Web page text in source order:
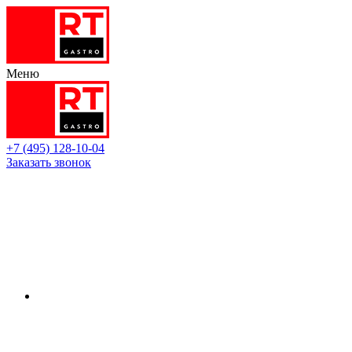
Меню
+7 (495) 128-10-04
Заказать звонок